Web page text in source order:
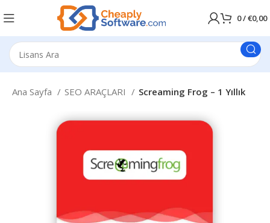
0/€0,00
Ana Sayfa SEO ARAÇLARI Screaming Frog – 1 Yıllık